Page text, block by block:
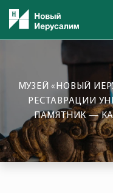
МУЗЕЙ «НОВЫЙ
РЕСТАВРАЦИИ
ПАМЯТНИК —